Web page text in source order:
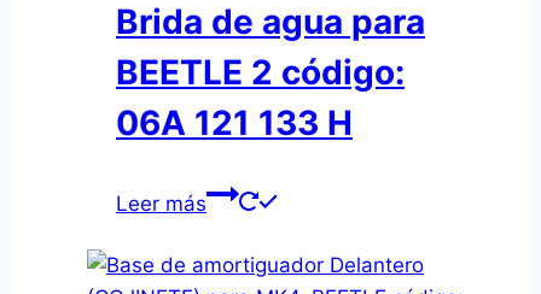
Brida de agua para
BEETLE 2 código:
06A 121 133 H
Leer más